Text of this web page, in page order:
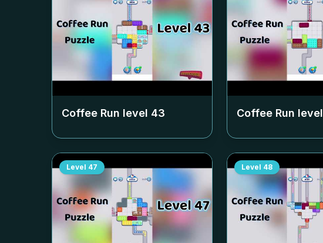
Coffee Run level 43 Coffee Run level
Level 47 Level 48